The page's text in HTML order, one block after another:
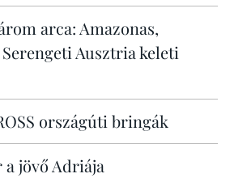
arca: Amazonas,
Serengeti Ausztria keleti
országúti bringák
jövő Adriája